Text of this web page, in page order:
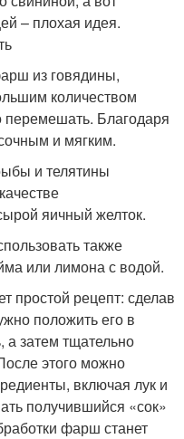
– плохая идея.
из говядины,
количеством
перемешать. Благодаря
и мягким.
и телятины
яичный желток.
также
или лимона с водой.
простой рецепт: сделав
положить его в
а затем тщательно
этого можно
включая лук и
получившийся «сок»
фарш станет